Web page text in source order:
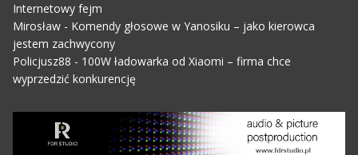
Internetowy fejm
Mirosław- Komendy głosowe w Yanosiku – jako kierowca
jestem zachwycony
Policjusz88 - 100W ładowarka od Xiaomi – firma chce
wyprzedzić konkurencję